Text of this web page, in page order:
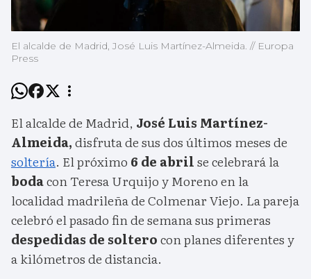
El alcalde de Madrid, José Luis Martínez-Almeida. // Europa
Press
El alcalde de Madrid, José Luis Martínez-
Almeida,disfruta de sus dos últimos meses de
soltería. El próximo 6 de abrilse celebrará la
bodacon Teresa Urquijo y Moreno en la
localidad madrileña de Colmenar Viejo. La pareja
celebró el pasado fin de semana sus primeras
despedidas de solterocon planes diferentes y
a kilómetros de distancia.